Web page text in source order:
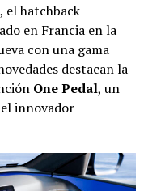
el hatchback
en Francia en la
con una gama
destacan la
One Pedal, un
innovador